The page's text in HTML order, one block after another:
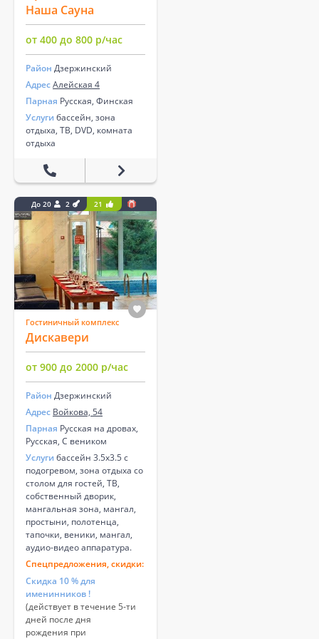
Наша Сауна
от 400 до 800 р/час
Район Дзержинский
АдресАлейская 4
Парная Русская, Финская
Услуги бассейн, зона
отдыха, ТВ, DVD, комната
отдыха
До 20 2 21
Гостиничный комплекс
Дискавери
от 900 до 2000 р/час
Район Дзержинский
Адрес Войкова, 54
Парная Русская на дровах,
Русская, С веником
Услуги бассейн 3.5х3.5 с
подогревом, зона отдыха со
столом для гостей, ТВ,
собственный дворик,
мангальная зона, мангал,
простыни, полотенца,
тапочки, веники, мангал,
аудио-видео аппаратура.
Спецпредложения, скидки:
Скидка 10 % для
именинников !
(действует в течение 5-ти
дней после дня
рождения при